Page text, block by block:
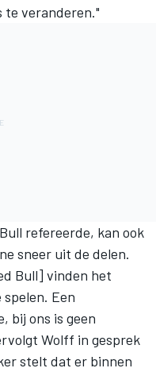
te veranderen."
refereerde, kan ook
sneer uit de delen.
Bull] vinden het
Een
bij ons is geen
Wolff in gesprek
stelt dat er binnen